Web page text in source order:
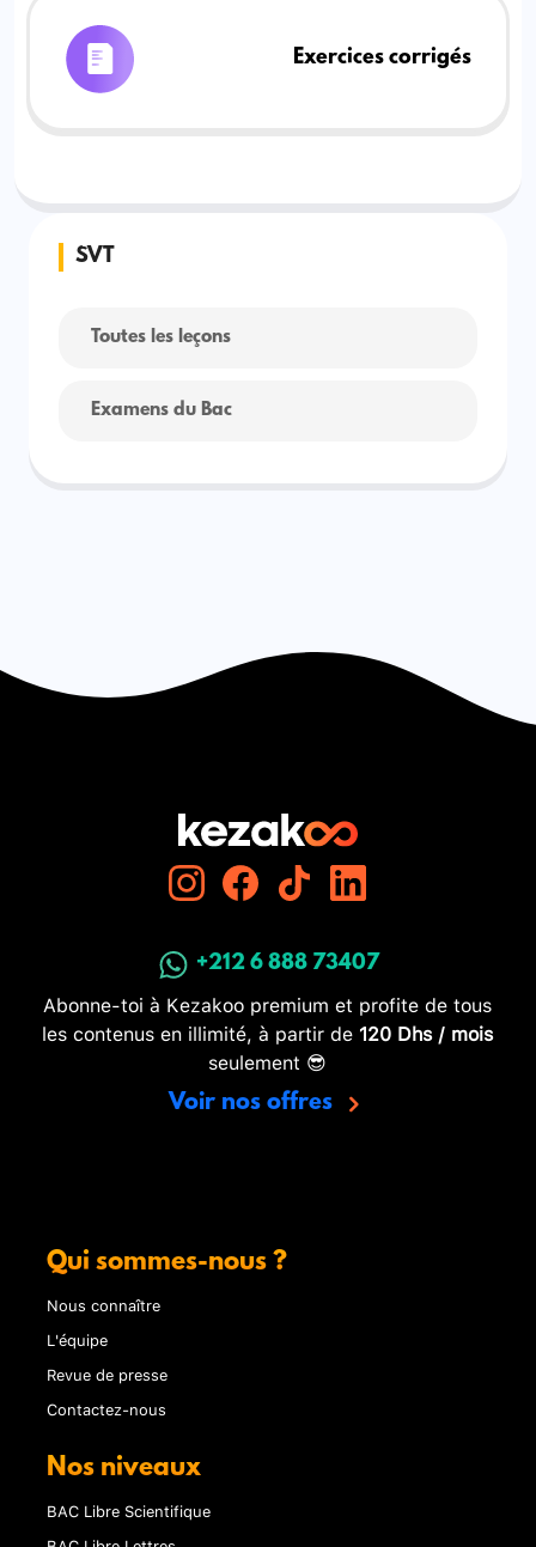
Exercices corrigés
SVT
Toutes les leçons
Examens du Bac
+212 6 888 73407
Abonne-toi à Kezakoo premium et profite de tous
les contenus en illimité, à partir de 120 Dhs / mois
seulement 😎
Voir nos offres
Qui sommes-nous ?
Nous connaître
L'équipe
Revue de presse
Contactez-nous
Nos niveaux
BAC Libre Scientifique